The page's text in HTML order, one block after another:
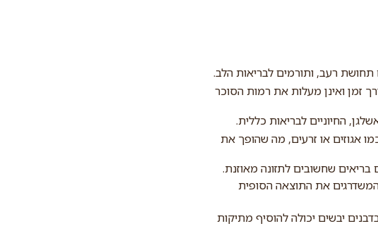
תחושת רעב, ותורמים לבריאות הלב.
זמן ואינן מעלות את רמות הסוכר
אגוזים או זרעים, מה שהופך את
בריאים שחשובים לתזונה מאוזנת.
המשדרגים את התוצאה הסופית
יבשים יכולה להוסיף מתיקות